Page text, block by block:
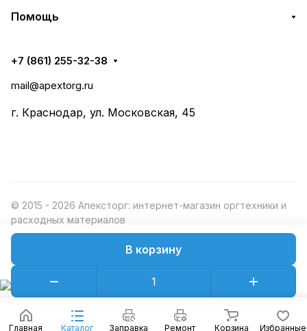
В корзину
Главная Каталог Заправка Ремонт Корзина Избранные
Помощь
+7 (861) 255-32-38
mail@apextorg.ru
г. Краснодар, ул. Московская, 45
© 2015 - 2026 Апексторг: интернет-магазин оргтехники и
расходных материалов
Конфиденциальность